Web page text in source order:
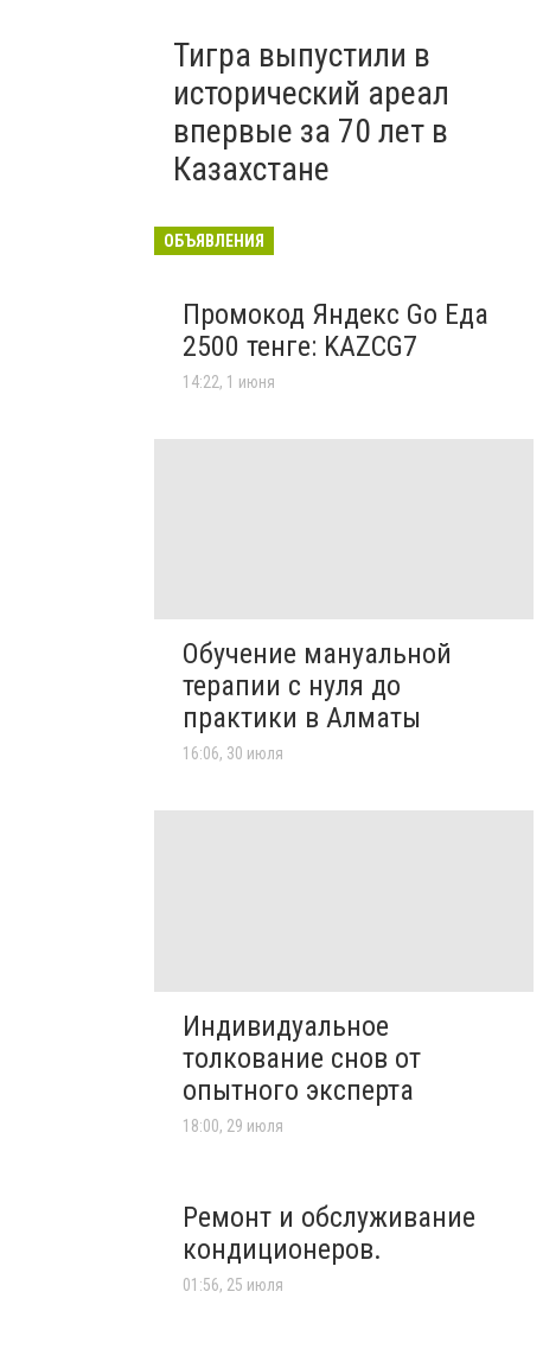
Тигра выпустили в
исторический ареал
впервые за 70 лет в
Казахстане
ОБЪЯВЛЕНИЯ
Промокод Яндекс Go Еда
2500 тенге: KAZCG7
14:22, 1 июня
Обучение мануальной
терапии с нуля до
практики в Алматы
16:06, 30 июля
Индивидуальное
толкование снов от
опытного эксперта
18:00, 29 июля
Ремонт и обслуживание
кондиционеров.
01:56, 25 июля